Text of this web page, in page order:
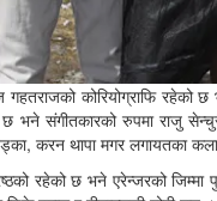
गहतराजको कोरियोग्राफि
छ भने संगीतकारको रुपमा राजु
करन थापा मगर लगायतका
रहेको छ भने एरेन्जरको